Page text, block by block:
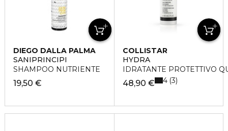
DIEGO DALLA PALMA
SANIPRINCIPI
SHAMPOO NUTRIENTE
19,50 €
COLLISTAR
HYDRA
IDRATANTE PROTETTIVO
48,90 € 4 3